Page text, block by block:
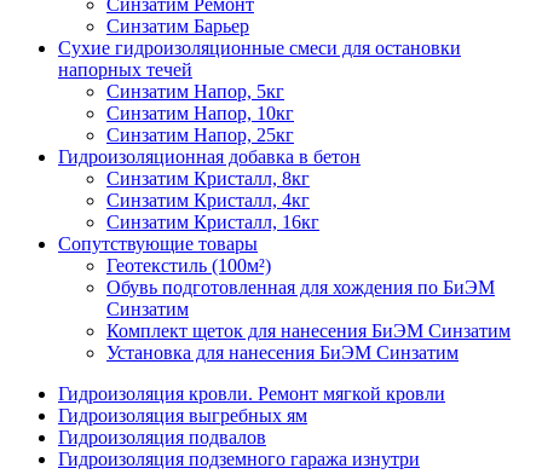
Синзатим Ремонт
Синзатим Барьер
Сухие гидроизоляционные смеси для остановки
напорных течей
Синзатим Напор, 5кг
Синзатим Напор, 10кг
Синзатим Напор, 25кг
Гидроизоляционная добавка в бетон
Синзатим Кристалл, 8кг
Синзатим Кристалл, 4кг
Синзатим Кристалл, 16кг
Сопутствующие товары
Геотекстиль (100м²)
Обувь подготовленная для хождения по БиЭМ
Синзатим
Комплект щеток для нанесения БиЭМ Синзатим
Установка для нанесения БиЭМ Синзатим
Гидроизоляция кровли. Ремонт мягкой кровли
Гидроизоляция выгребных ям
Гидроизоляция подвалов
Гидроизоляция подземного гаража изнутри